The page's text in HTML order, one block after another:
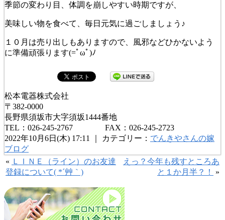
季節の変わり目、体調を崩しやすい時期ですが、
美味しい物を食べて、毎日元気に過ごしましょう♪
１０月は売り出しもありますので、風邪などひかないよう
に準備頑張ります(=ﾟωﾟ)ﾉ
松本電器株式会社
〒382-0000
長野県須坂市大字須坂1444番地
TEL：026-245-2767 FAX：026-245-2723
2022年10月6日(木) 17:11 ｜ カテゴリー： でんきやさんの嫁
ブログ
« ＬＩＮＥ（ライン）のお友達
登録について( *´艸｀)
えっ？今年も残すところあ
と１か月半？！
»